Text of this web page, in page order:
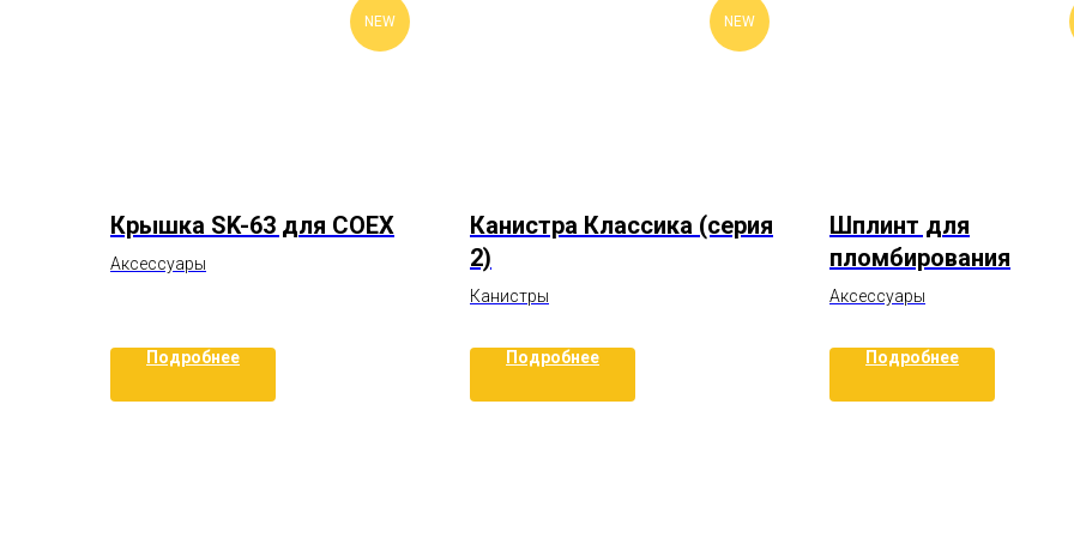
NEW
Крышка SK-63 для COEX
Аксессуары
Подробнее
NEW
Канистра Классика (серия
2)
Канистры
Подробнее
Шплинт для
пломбирования
Аксессуары
Подробнее